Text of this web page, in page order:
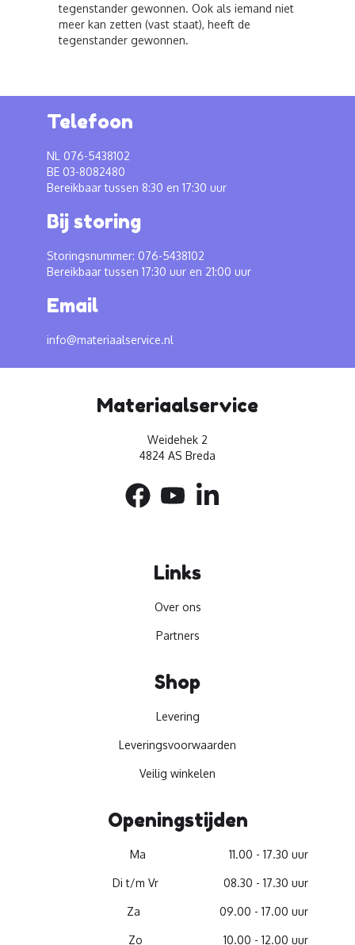
tegenstander gewonnen. Ook als iemand niet
meer kan zetten (vast staat), heeft de
tegenstander gewonnen.
Telefoon
NL 076-5438102
BE 03-8082480
Bereikbaar tussen 8:30 en 17:30 uur
Bij storing
Storingsnummer: 076-5438102
Bereikbaar tussen 17:30 uur en 21:00 uur
Email
info@materiaalservice.nl
Materiaalservice
Weidehek 2
4824 AS Breda
Links
Over ons
Partners
Shop
Levering
Leveringsvoorwaarden
Veilig winkelen
Openingstijden
Ma 11.00 - 17.30 uur
Di t/m Vr 08.30 - 17.30 uur
Za 09.00 - 17.00 uur
Zo 10.00 - 12.00 uur